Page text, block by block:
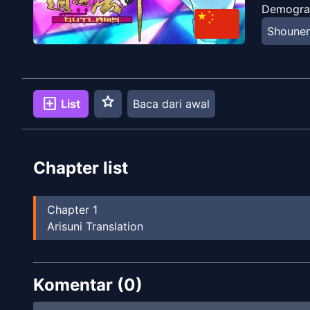
add_box List star Baca dari awal
Chapter list
Chapter 1
Arisuni Translation
Komentar (0)